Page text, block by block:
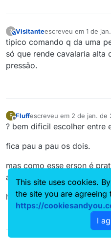
?This user is from outside of this forum
Visitanteescreveu em 1 de
última edição por
tipico comando q da uma
só que rende cavalaria alta
pressão.
F Fluffescreveu em 2 de jan. de
última edição por
? bem dificil escolher entre
fica pau a pau os dois.
mas como esse erson é
achar, abra?a o crower
hehehehe
This site uses cookies.
the site you are
https://
I